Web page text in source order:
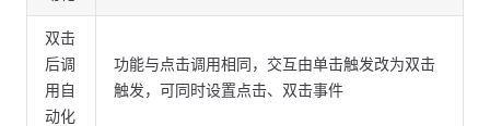
双击
后调
用自
动化
功能与点击调用相同，交互由单击触发改为双击
触发，可同时设置点击、双击事件